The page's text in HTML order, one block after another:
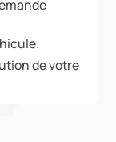
de votre